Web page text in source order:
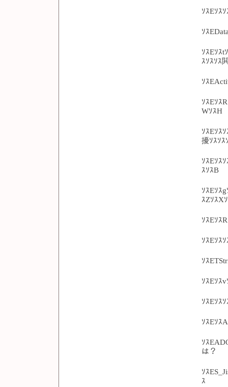
ｿｽEｿｽ
ｿｽ
ｿｽEｿｽt
ｽｿｽｿｽ
ｿｽ
ｿｽEｿｽ
WｿｽH
ｿｽEｿｽ
擾ｿｽｿｽ
ｿｽEｿｽ
ｽｿｽB
ｿｽEｿｽ
ｽZｿｽX
ｿｽEｿｽ
ｿｽEｿｽ
ｿｽ
ｿｽEｿｽ
ｿｽEｿｽ
ｿｽEｿｽ
ｿｽ
は？
ｿｽ
ｽ